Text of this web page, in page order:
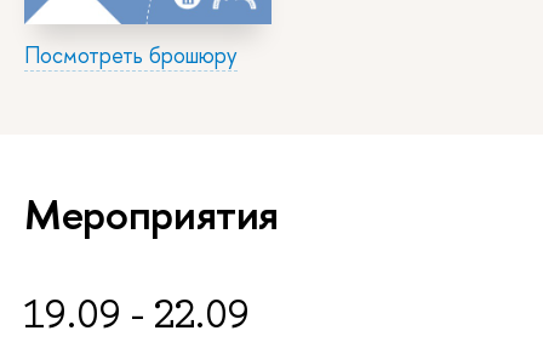
Посмотреть брошюру
Мероприятия
19.09 - 22.09